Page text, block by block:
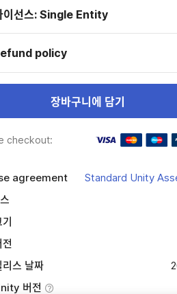
이선스: Single Entity
policy
장바구니에 담기
checkout:
agreement
Standard Unity
리스 날짜
버전